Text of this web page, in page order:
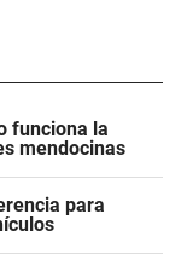
funciona la
mendocinas
para